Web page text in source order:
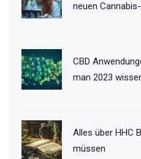
neuen
CBD
man 2023
Alles über HHC
müssen